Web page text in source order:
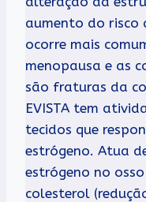
aumento do risco
ocorre mais
menopausa e as
são fraturas da
EVISTA tem
tecidos que
estrógeno. Atua
estrógeno no
colesterol